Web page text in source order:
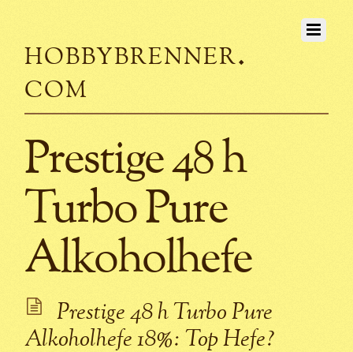
hobbybrenner.
com
Prestige 48 h
Turbo Pure
Alkoholhefe
Prestige 48 h Turbo Pure
Alkoholhefe 18%: Top Hefe?